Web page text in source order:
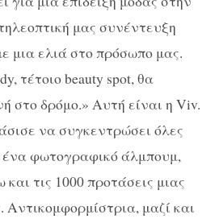
μας συνέντευξη
μια ελιά στο πρόσωπο μας.
τέτοιο beauty spot, θα
στο δρόμο.» Αυτή είναι η Viv.
να συγκεντρώσει όλες
ένα φωτογραφικό άλμπουμ,
τις 1000 προτάσεις μιας
Αντικομφορμίστρια, μαζί και